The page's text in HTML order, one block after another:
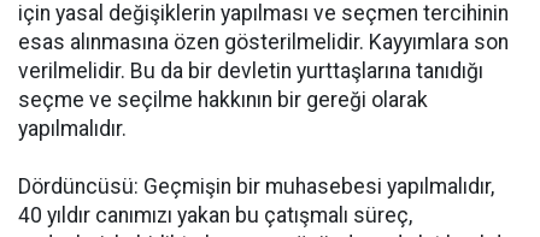
için yasal değişiklerin yapılması ve seçmen tercihinin
esas alınmasına özen gösterilmelidir. Kayyımlara son
verilmelidir. Bu da bir devletin yurttaşlarına tanıdığı
seçme ve seçilme hakkının bir gereği olarak
yapılmalıdır.
Dördüncüsü: Geçmişin bir muhasebesi yapılmalıdır,
40 yıldır canımızı yakan bu çatışmalı süreç,